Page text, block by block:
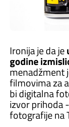
Ironija je da je
godine
menadžment
filmovima za
bi digitalna
izvor prihoda
fotografije na